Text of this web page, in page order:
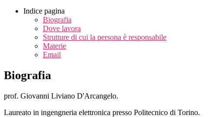
Indice pagina
Biografia
Dove lavora
Strutture di cui la persona è responsabile
Materie
Email
Biografia
prof. Giovanni Liviano D'Arcangelo.
Laureato in ingengneria elettronica presso Politecnico di Torino.